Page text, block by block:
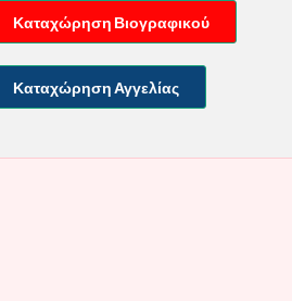
Καταχώρηση Βιογραφικού
Καταχώρηση Αγγελίας